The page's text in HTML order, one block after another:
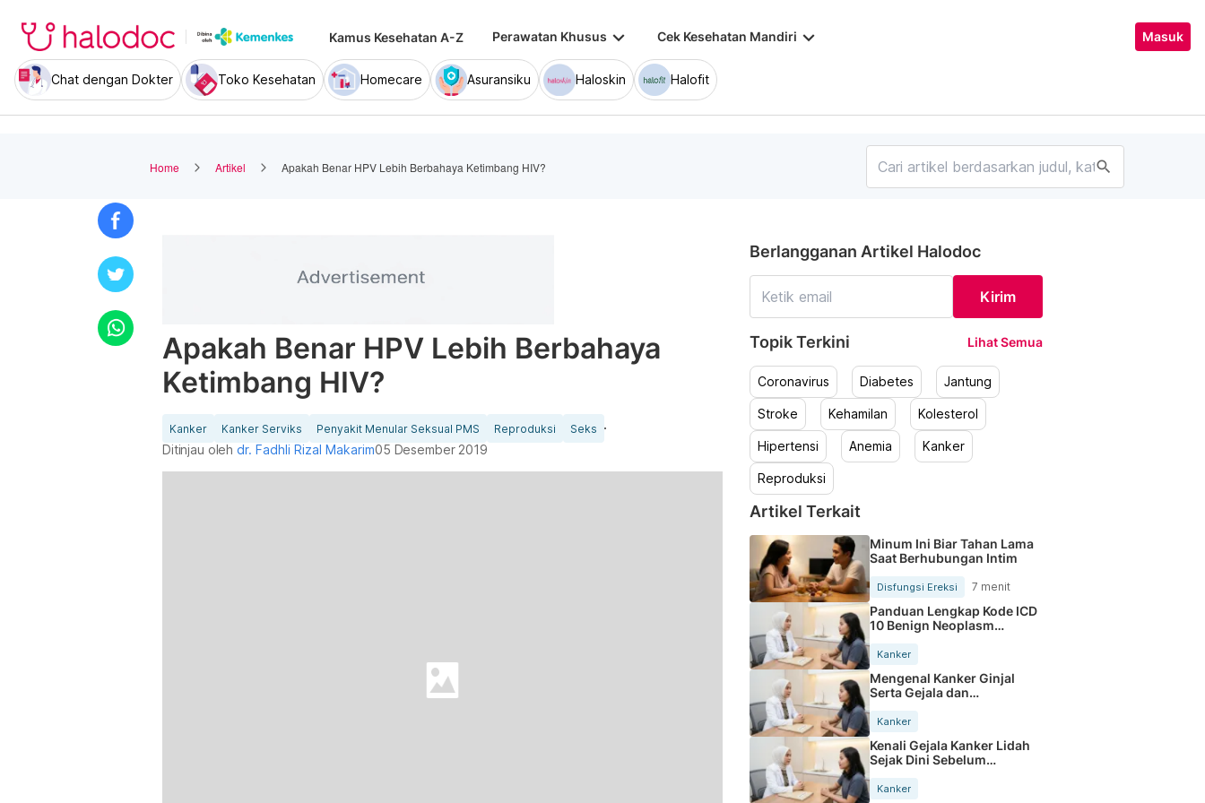
Kamus Kesehatan A-Z Perawatan Khusus keyboard_arrow_down Cek Kesehatan Mandiri keyboard_arrow_down Masuk
Chat dengan Dokter Toko Kesehatan Homecare Asuransiku Haloskin Halofit
Home Artikel Apakah Benar HPV Lebih Berbahaya Ketimbang HIV? search
Apakah Benar HPV Lebih Berbahaya
Ketimbang HIV?
Kanker Kanker Serviks Penyakit Menular Seksual PMS Reproduksi Seks
Ditinjau olehdr. Fadhli Rizal Makarim05 Desember 2019
Berlangganan Artikel Halodoc
Kirim
Topik Terkini Lihat Semua
Coronavirus Diabetes Jantung
Stroke Kehamilan Kolesterol
Hipertensi Anemia Kanker
Reproduksi
Artikel Terkait
Minum Ini Biar Tahan Lama
Saat Berhubungan Intim
Disfungsi Ereksi 7 menit
Panduan Lengkap Kode ICD
10 Benign Neoplasm
Kanker
Mengenal Kanker Ginjal
Serta Gejala dan
Kanker
Kenali Gejala Kanker Lidah
Sejak Dini Sebelum
Kanker